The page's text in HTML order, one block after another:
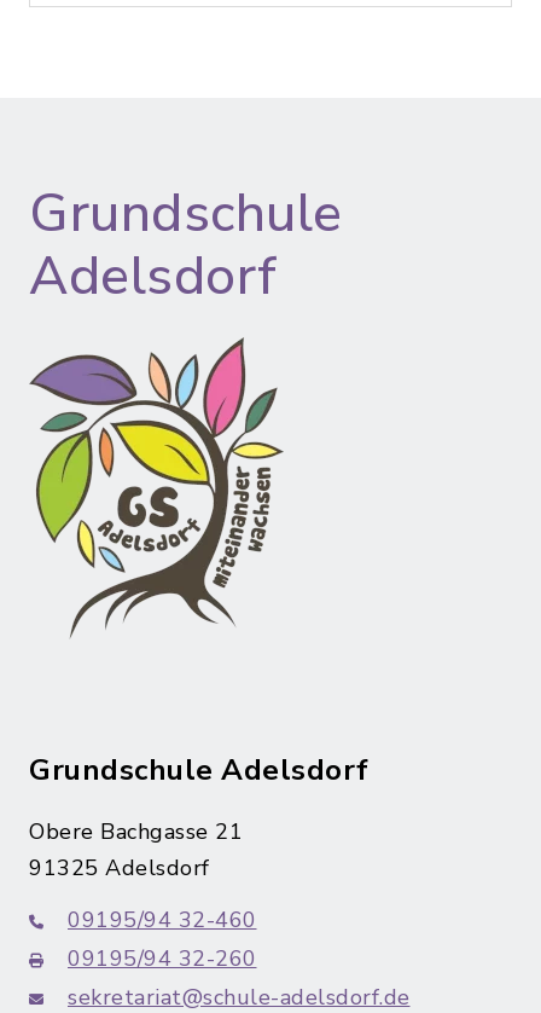
Grundschule
Adelsdorf
Grundschule Adelsdorf
Obere Bachgasse 21
91325 Adelsdorf
09195/94 32-460
09195/94 32-260
sekretariat@schule-adelsdorf.de